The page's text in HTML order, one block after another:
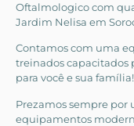
Oftalmologicocom
Jardim Nelisa em
Contamos com uma
treinados capacitados
para você e sua família!
Prezamos sempre
equipamentos